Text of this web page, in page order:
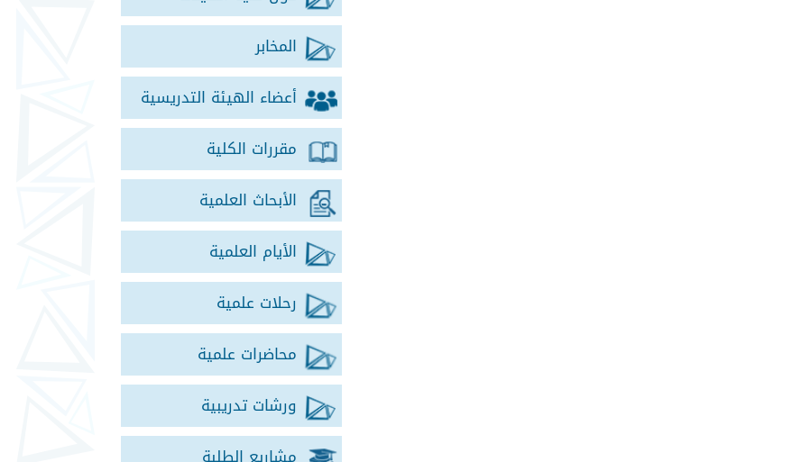
المخابر
أعضاء الهيئة التدريسية
مقررات الكلية
الأبحاث العلمية
الأيام العلمية
رحلات علمية
محاضرات علمية
ورشات تدريبية